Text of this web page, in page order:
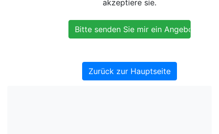
akzeptiere sie.
Zurück zur Hauptseite